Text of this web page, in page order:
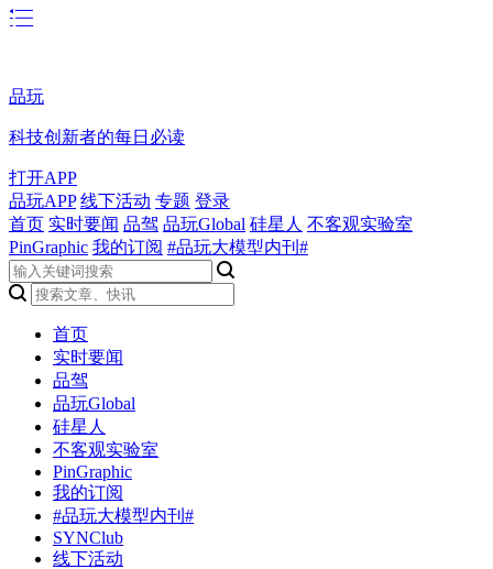
品玩
科技创新者的每日必读
打开APP
品玩APP 线下活动 专题 登录
首页 实时要闻 品驾 品玩Global 硅星人 不客观实验室
PinGraphic 我的订阅 #品玩大模型内刊#
首页
实时要闻
品驾
品玩Global
硅星人
不客观实验室
PinGraphic
我的订阅
#品玩大模型内刊#
SYNClub
线下活动